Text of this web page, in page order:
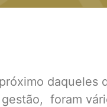
daqueles
foram